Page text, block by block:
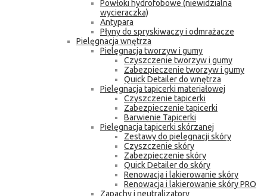
Powłoki hydrofobowe (niewidzialna
wycieraczka)
Antypara
Płyny do spryskiwaczy i odmrażacze
Pielęgnacja wnętrza
Pielęgnacja tworzyw i gumy
Czyszczenie tworzyw i gumy
Zabezpieczenie tworzyw i gumy
Quick Detailer do wnętrza
Pielęgnacja tapicerki materiałowej
Czyszczenie tapicerki
Zabezpieczenie tapicerki
Barwienie Tapicerki
Pielęgnacja tapicerki skórzanej
Zestawy do pielęgnacji skóry
Czyszczenie skóry
Zabezpieczenie skóry
Quick Detailer do skóry
Renowacja i lakierowanie skóry
Renowacja i lakierowanie skóry PRO
Zapachy i neutralizatory